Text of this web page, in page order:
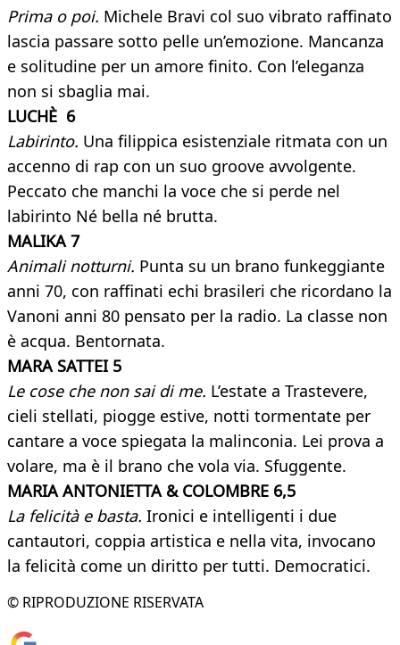
Prima o poi. Michele Bravi col suo vibrato raffinato
lascia passare sotto pelle un’emozione. Mancanza
e solitudine per un amore finito. Con l’eleganza
non si sbaglia mai.
LUCHÈ 6
Labirinto. Una filippica esistenziale ritmata con un
accenno di rap con un suo groove avvolgente.
Peccato che manchi la voce che si perde nel
labirinto Né bella né brutta.
MALIKA 7
Animali notturni. Punta su un brano funkeggiante
anni 70, con raffinati echi brasileri che ricordano la
Vanoni anni 80 pensato per la radio. La classe non
è acqua. Bentornata.
MARA SATTEI 5
Le cose che non sai di me. L’estate a Trastevere,
cieli stellati, piogge estive, notti tormentate per
cantare a voce spiegata la malinconia. Lei prova a
volare, ma è il brano che vola via. Sfuggente.
MARIA ANTONIETTA & COLOMBRE 6,5
La felicità e basta. Ironici e intelligenti i due
cantautori, coppia artistica e nella vita, invocano
la felicità come un diritto per tutti. Democratici.
© RIPRODUZIONE RISERVATA